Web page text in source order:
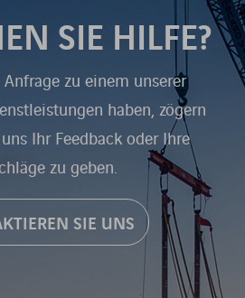
SIE HILFE?
zu einem unserer
haben, zögern
Ihr Feedback oder Ihre
zu geben.
SIE UNS